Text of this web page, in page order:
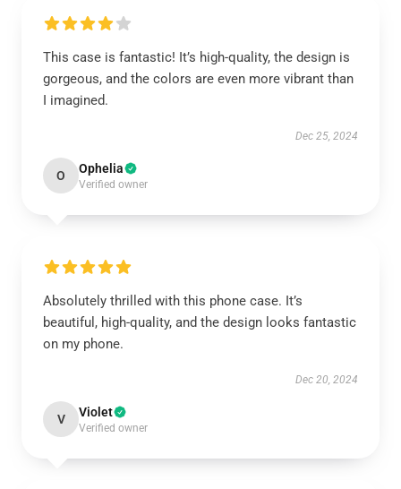
This case is fantastic! It’s high-quality, the design is
gorgeous, and the colors are even more vibrant than
I imagined.
Dec 25, 2024
O Ophelia
Verified owner
Absolutely thrilled with this phone case. It’s
beautiful, high-quality, and the design looks fantastic
on my phone.
Dec 20, 2024
V Violet
Verified owner